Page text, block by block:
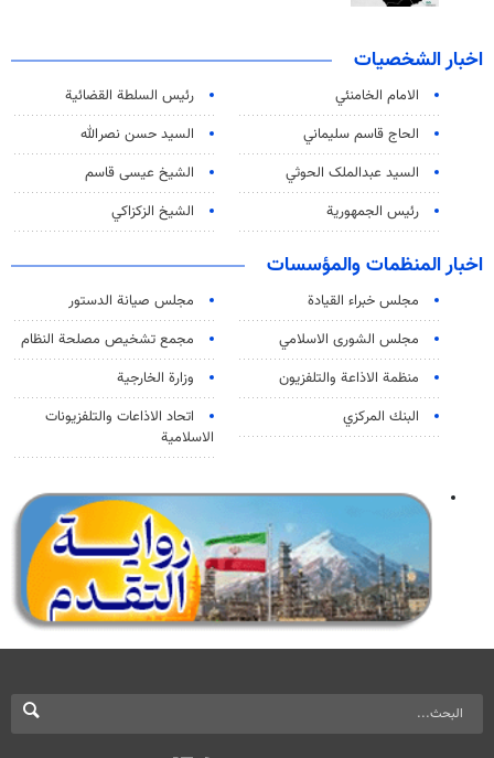
اخبار الشخصيات
الامام الخامنئي
رئیس السلطة القضائیة
الحاج قاسم سليماني
السيد حسن نصرالله
السید عبدالملک الحوثي
الشيخ عيسى قاسم
رئيس الجمهورية
الشيخ الزكزاكي
اخبار المنظمات والمؤسسات
مجلس خبراء القيادة
مجلس صيانة الدستور
مجلس الشورى الاسلامي
مجمع تشخيص مصلحة النظام
منظمة الاذاعة والتلفزیون
وزارة الخارجية
البنك المركزي
اتحاد الاذاعات والتلفزيونات
الاسلامية